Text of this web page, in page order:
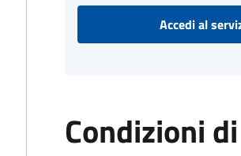
Accedi al
Condizioni